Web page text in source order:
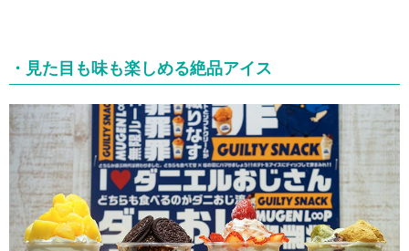
・見た目も味も楽しめる絶品アイス